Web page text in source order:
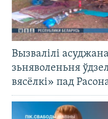
Вызвалілі
зьняволеньня
вясёлкі» пад